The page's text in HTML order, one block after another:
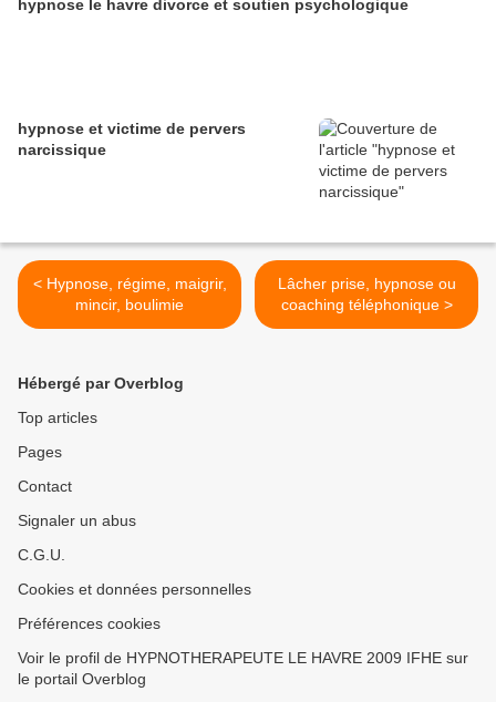
hypnose le havre divorce et soutien psychologique
hypnose et victime de pervers
narcissique
< Hypnose, régime, maigrir,
mincir, boulimie
Lâcher prise, hypnose ou
coaching téléphonique >
Hébergé par Overblog
Top articles
Pages
Contact
Signaler un abus
C.G.U.
Cookies et données personnelles
Préférences cookies
Voir le profil de HYPNOTHERAPEUTE LE HAVRE 2009 IFHE sur
le portail Overblog